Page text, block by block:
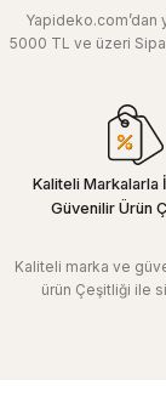
Yapideko.com’dan
5000 TL ve üzeri
Kaliteli Markalarla
Güvenilir Ürün
Kaliteli marka ve
ürün Çeşitliği ile